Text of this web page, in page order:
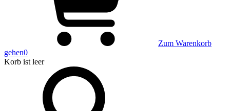
Zum Warenkorb
gehen0
Korb ist leer